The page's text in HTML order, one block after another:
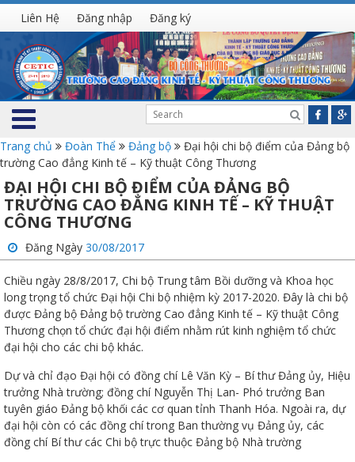
Liên Hệ Đăng nhập Đăng ký
Trang chủ Đoàn Thể Đảng bộ
Đại hội chi bộ điểm của Đảng bộ
trường Cao đẳng Kinh tế – Kỹ thuật Công Thương
ĐẠI HỘI CHI BỘ ĐIỂM CỦA ĐẢNG BỘ
TRƯỜNG CAO ĐẲNG KINH TẾ – KỸ THUẬT
CÔNG THƯƠNG
Đăng Ngày 30/08/2017
Chiều ngày 28/8/2017, Chi bộ Trung tâm Bồi dưỡng và Khoa học
long trọng tổ chức Đại hội Chi bộ nhiệm kỳ 2017-2020. Đây là chi bộ
được Đảng bộ Đảng bộ trường Cao đẳng Kinh tế – Kỹ thuật Công
Thương chọn tổ chức đại hội điểm nhằm rút kinh nghiệm tổ chức
đại hội cho các chi bộ khác.
Dự và chỉ đạo Đại hội có đồng chí Lê Văn Kỳ – Bí thư Đảng ủy, Hiệu
trưởng Nhà trường; đồng chí Nguyễn Thị Lan- Phó trưởng Ban
tuyên giáo Đảng bộ khối các cơ quan tỉnh Thanh Hóa. Ngoài ra, dự
đại hội còn có các đồng chí trong Ban thường vụ Đảng ủy, các
đồng chí Bí thư các Chi bộ trực thuộc Đảng bộ Nhà trường